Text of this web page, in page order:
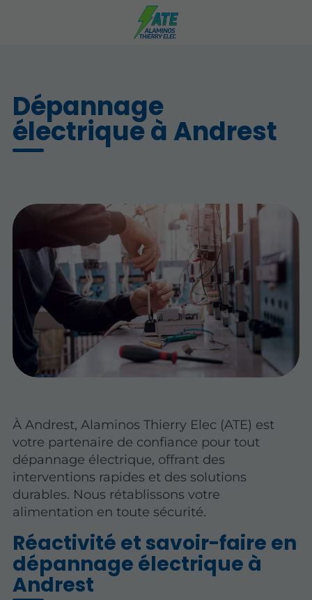
Dépannage
électrique à Andrest
À Andrest, Alaminos Thierry Elec (ATE) est
votre partenaire de confiance pour tout
dépannage électrique, offrant des
interventions rapides et des solutions
durables. Nous rétablissons votre
alimentation en toute sécurité.
Réactivité et savoir-faire en
dépannage électrique à
Andrest